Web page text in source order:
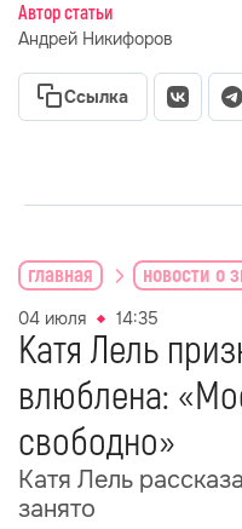
Автор статьи
Андрей Никифоров
Ссылка
главная новости о
04 июля 14:35
Катя Лель
влюблена:
свободно»
Катя Лель
занято